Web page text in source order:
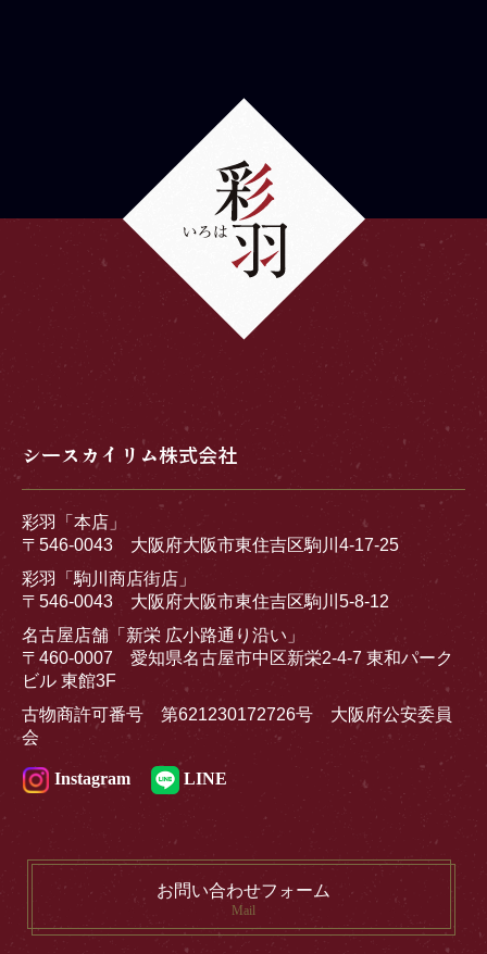
シースカイリム株式会社
彩羽「本店」
〒546-0043 大阪府大阪市東住吉区駒川4-17-25
彩羽「駒川商店街店」
〒546-0043 大阪府大阪市東住吉区駒川5-8-12
名古屋店舗「新栄 広小路通り沿い」
〒460-0007 愛知県名古屋市中区新栄2-4-7 東和パーク
ビル 東館3F
古物商許可番号 第621230172726号 大阪府公安委員
会
Instagram LINE
お問い合わせフォーム
Mail